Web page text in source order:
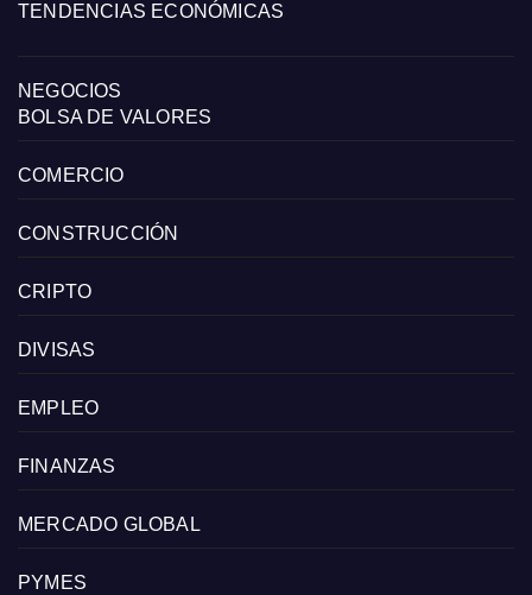
TENDENCIAS ECONÓMICAS
NEGOCIOS
BOLSA DE VALORES
COMERCIO
CONSTRUCCIÓN
CRIPTO
DIVISAS
EMPLEO
FINANZAS
MERCADO GLOBAL
PYMES